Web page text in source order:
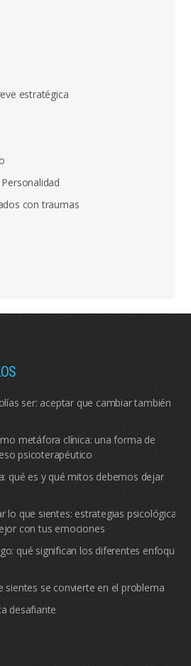
estratégica
con traumas
ser: aceptar que cambiar también
metáfora clínica: una forma de
psicoterapéutico
qué es y qué mitos debemos dejar
lo que sientes: estrategias psicológicas
con tus emociones
qué significan los diferentes enfoques
sientes se convierte en el problema
desafiante